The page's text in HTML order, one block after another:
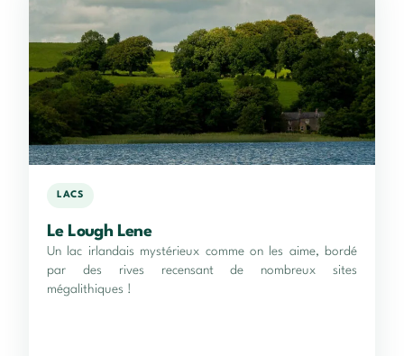
LACS
Le Lough Lene
Un lac irlandais mystérieux comme on les aime, bordé
par des rives recensant de nombreux sites
mégalithiques !